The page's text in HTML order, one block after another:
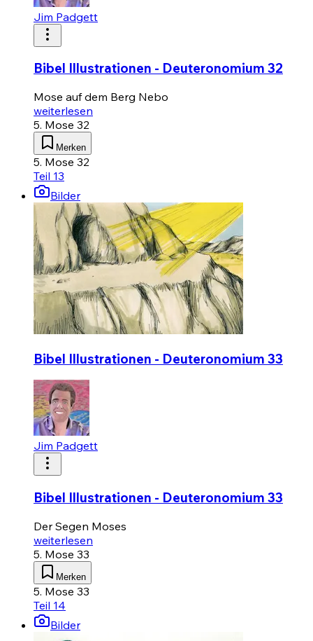
Jim Padgett
Bibel Illustrationen - Deuteronomium 32
Mose auf dem Berg Nebo
weiterlesen
5. Mose 32
Merken
5. Mose 32
Teil 13
Bilder
Bibel Illustrationen - Deuteronomium 33
Jim Padgett
Bibel Illustrationen - Deuteronomium 33
Der Segen Moses
weiterlesen
5. Mose 33
Merken
5. Mose 33
Teil 14
Bilder